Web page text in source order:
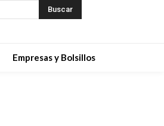
Buscar
Empresas y Bolsillos